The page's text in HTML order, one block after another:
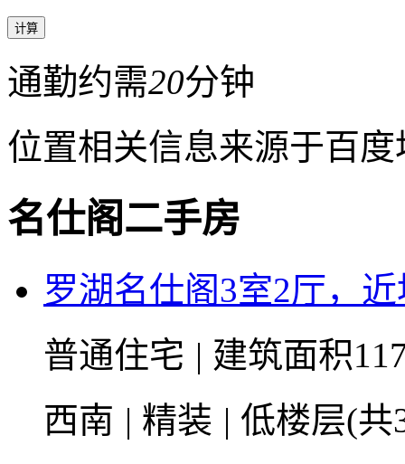
通勤约需20分钟
位置相关信息来源于百
名仕阁二手房
罗湖名仕阁3室2厅，
普通住宅 | 建筑面积
西南 | 精装 | 低楼层(